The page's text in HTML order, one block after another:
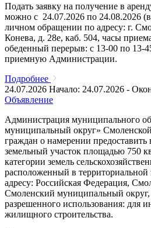
Подать заявку на получение в
можно с 24.07.2026 по 24.08.2026
личном обращении по адресу: г.
Конева, д. 28е, каб. 504, часы
обеденный перерыв: с 13-00 по 13-
приемную Администрации.
Подробнее
24.07.2026 Начало: 24.07.2026 -
Объявление
Администрация муниципального
муниципальный округ»
граждан о намерении предоставить
земельный участок площадью 750
категории земель
расположенный в
адресу: Российская Федерация,
Смоленский муниципальный
разрешенного использования: для
жилищного строительства.